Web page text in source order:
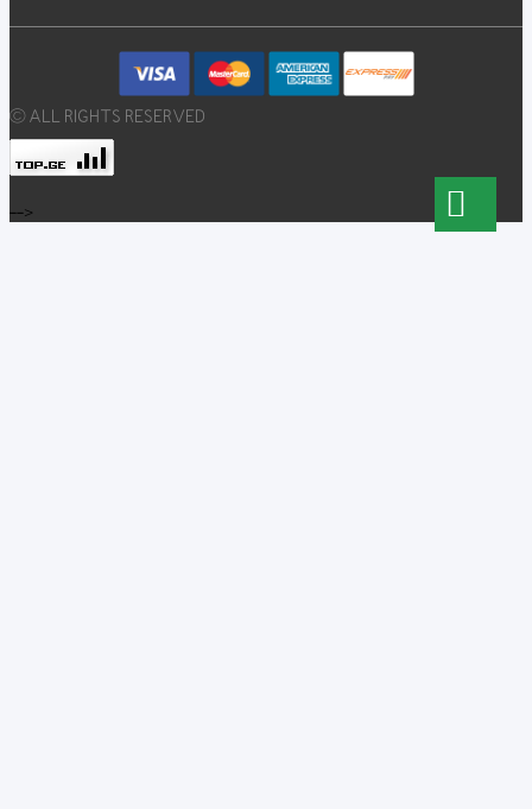
© ALL RIGHTS RESERVED
-->